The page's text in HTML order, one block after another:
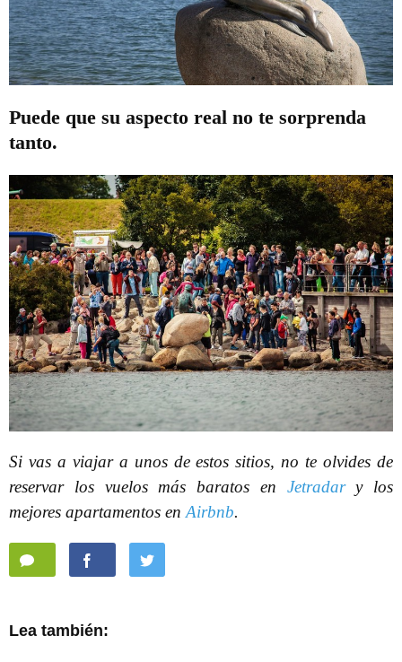
Puede que su aspecto real no te sorprenda
tanto.
Si vas a viajar a unos de estos sitios, no te olvides de
reservar los vuelos más baratos en Jetradary los
mejores apartamentos en Airbnb.
Lea también: